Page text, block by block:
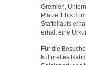
Gremien,
Plätze 1 bis 3
Staffellaufs
erhält eine
Für die
kulturelles